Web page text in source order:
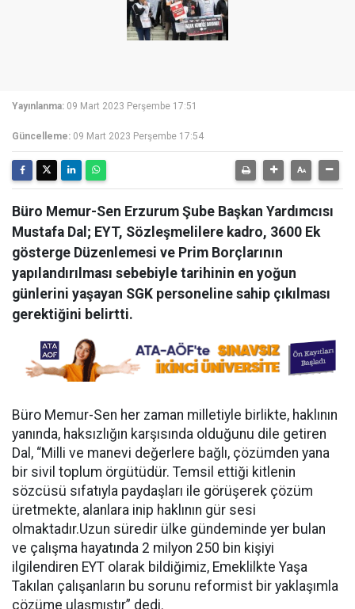
Yayınlanma: 09 Mart 2023 Perşembe 17:51
Güncelleme: 09 Mart 2023 Perşembe 17:54
Büro Memur-Sen Erzurum Şube Başkan Yardımcısı
Mustafa Dal; EYT, Sözleşmelilere kadro, 3600 Ek
gösterge Düzenlemesi ve Prim Borçlarının
yapılandırılması sebebiyle tarihinin en yoğun
günlerini yaşayan SGK personeline sahip çıkılması
gerektiğini belirtti.
Büro Memur-Sen her zaman milletiyle birlikte, haklının
yanında, haksızlığın karşısında olduğunu dile getiren
Dal, “Milli ve manevi değerlere bağlı, çözümden yana
bir sivil toplum örgütüdür. Temsil ettiği kitlenin
sözcüsü sıfatıyla paydaşları ile görüşerek çözüm
üretmekte, alanlara inip haklının gür sesi
olmaktadır.Uzun süredir ülke gündeminde yer bulan
ve çalışma hayatında 2 milyon 250 bin kişiyi
ilgilendiren EYT olarak bildiğimiz, Emeklilkte Yaşa
Takılan çalışanların bu sorunu reformist bir yaklaşımla
çözüme ulaşmıştır” dedi.